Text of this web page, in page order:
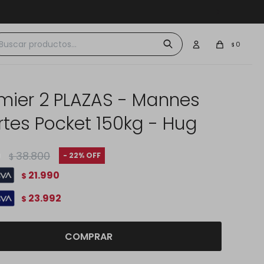
$ 0
2 PLAZAS - Mannes
Pocket 150kg - Hug
$ 38.800 22
$ 21.990
$ 23.992
COMPRAR